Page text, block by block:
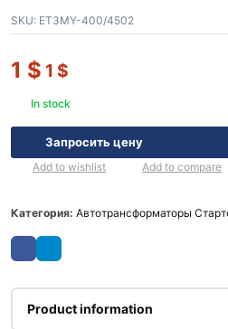
SKU: ET3MY-400/4502
1 $ 1 $
In stock
Запросить цену
Add to wishlist Add to compare
Категория: Автотрансформаторы
Product information